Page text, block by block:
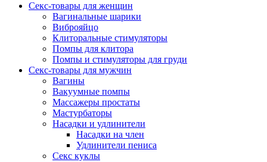
Секс-товары для женщин
Вагинальные шарики
Виброяйцо
Клиторальные стимуляторы
Помпы для клитора
Помпы и стимуляторы для груди
Секс-товары для мужчин
Вагины
Вакуумные помпы
Массажеры простаты
Мастурбаторы
Насадки и удлинители
Насадки на член
Удлинители пениса
Секс куклы